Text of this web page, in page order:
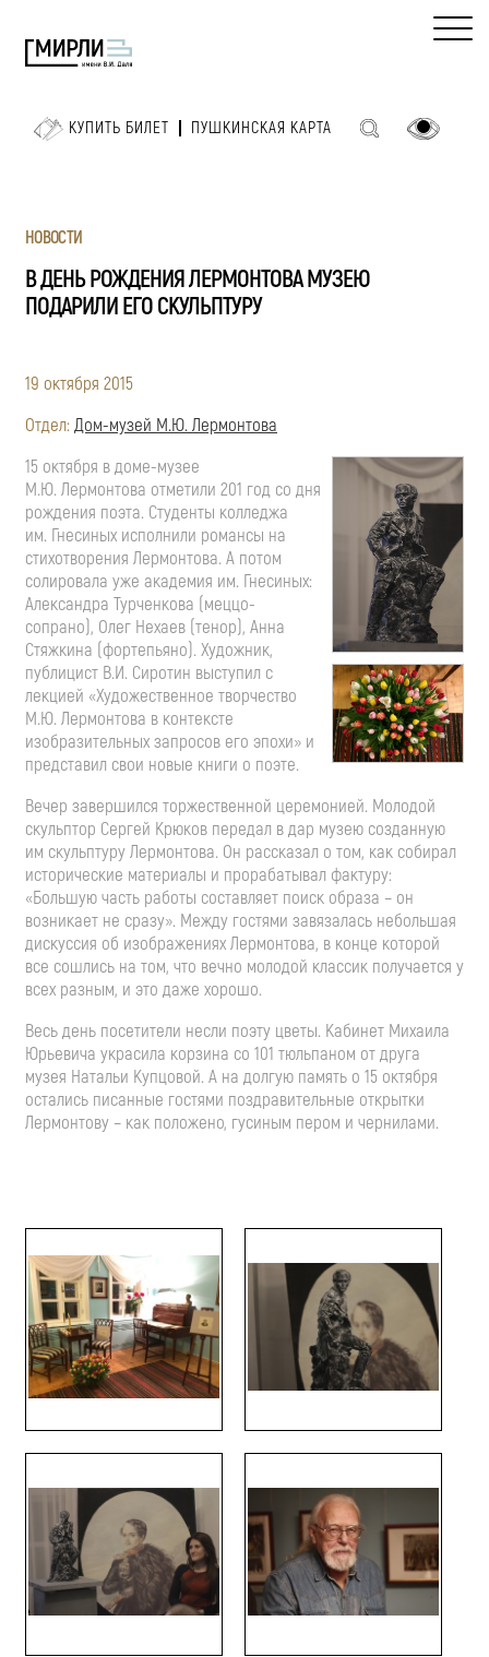
КУПИТЬ БИЛЕТ ПУШКИНСКАЯ КАРТА
НОВОСТИ
В ДЕНЬ РОЖДЕНИЯ ЛЕРМОНТОВА МУЗЕЮ
ПОДАРИЛИ ЕГО СКУЛЬПТУРУ
19 октября 2015
Отдел:Дом-музей М.Ю. Лермонтова
15 октября в доме-музее
М.Ю. Лермонтова отметили 201 год со дня
рождения поэта. Студенты колледжа
им. Гнесиных исполнили романсы на
стихотворения Лермонтова. А потом
солировала уже академия им. Гнесиных:
Александра Турченкова (меццо-
сопрано), Олег Нехаев (тенор), Анна
Стяжкина (фортепьяно). Художник,
публицист В.И. Сиротин выступил с
лекцией «Художественное творчество
М.Ю. Лермонтова в контексте
изобразительных запросов его эпохи» и
представил свои новые книги о поэте.
Вечер завершился торжественной церемонией. Молодой
скульптор Сергей Крюков передал в дар музею созданную
им скульптуру Лермонтова. Он рассказал о том, как собирал
исторические материалы и прорабатывал фактуру:
«Большую часть работы составляет поиск образа – он
возникает не сразу». Между гостями завязалась небольшая
дискуссия об изображениях Лермонтова, в конце которой
все сошлись на том, что вечно молодой классик получается у
всех разным, и это даже хорошо.
Весь день посетители несли поэту цветы. Кабинет Михаила
Юрьевича украсила корзина со 101 тюльпаном от друга
музея Натальи Купцовой. А на долгую память о 15 октября
остались писанные гостями поздравительные открытки
Лермонтову – как положено, гусиным пером и чернилами.